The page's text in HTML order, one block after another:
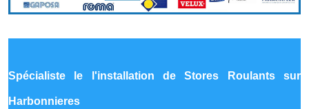
Spécialiste le l'installation de Stores Roulants sur
Harbonnieres